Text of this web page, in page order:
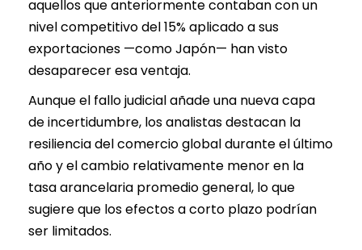
aquellos que anteriormente contaban con un
nivel competitivo del 15% aplicado a sus
exportaciones —como Japón— han visto
desaparecer esa ventaja.
Aunque el fallo judicial añade una nueva capa
de incertidumbre, los analistas destacan la
resiliencia del comercio global durante el último
año y el cambio relativamente menor en la
tasa arancelaria promedio general, lo que
sugiere que los efectos a corto plazo podrían
ser limitados.